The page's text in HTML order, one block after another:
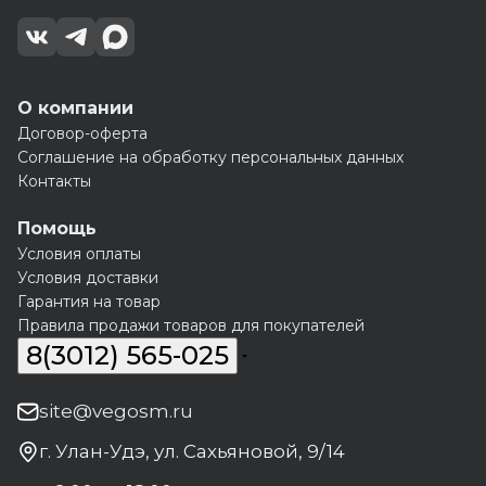
О компании
Договор-оферта
Соглашение на обработку персональных данных
Контакты
Помощь
Условия оплаты
Условия доставки
Гарантия на товар
Правила продажи товаров для покупателей
8(3012) 565-025
site@vegosm.ru
г. Улан-Удэ, ул. Сахьяновой, 9/14